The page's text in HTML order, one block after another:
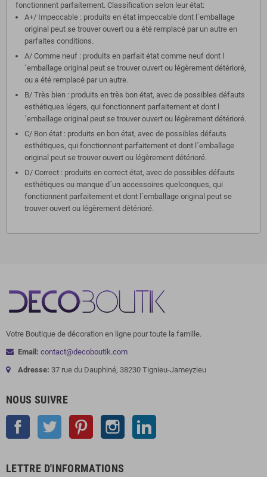
fonctionnent parfaitement. Classification selon leur état:
A+/ Impeccable : produits en état impeccable dont l´emballage
original peut se trouver ouvert ou a été remplacé par un autre en
parfaites conditions.
A/ Comme neuf : produits en parfait état comme neuf dont l
´emballage original peut se trouver ouvert ou légèrement détérioré,
ou a été remplacé par un autre.
B/ Très bien : produits en très bon état, avec de possibles défauts
esthétiques légers, qui fonctionnent parfaitement et dont l
´emballage original peut se trouver ouvert ou légèrement détérioré.
C/ Bon état : produits en bon état, avec de possibles défauts
esthétiques, qui fonctionnent parfaitement et dont l´emballage
original peut se trouver ouvert ou légèrement détérioré.
D/ Correct : produits en correct état, avec de possibles défauts
esthétiques ou manque d´un accessoires quelconques, qui
fonctionnent parfaitement et dont l´emballage original peut se
trouver ouvert ou légèrement détérioré.
Votre Boutique de décoration en ligne pour toute la famille.
Email: contact@decoboutik.com
Adresse: 37 rue du Dauphiné, 38230 Tignieu-Jameyzieu
NOUS SUIVRE
Facebook Twitter Pinterest Instagram
LETTRE D'INFORMATIONS